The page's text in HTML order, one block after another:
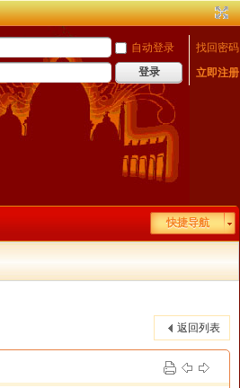
自动登录
找回密码
登录
立即注册
快捷导航
返回列表